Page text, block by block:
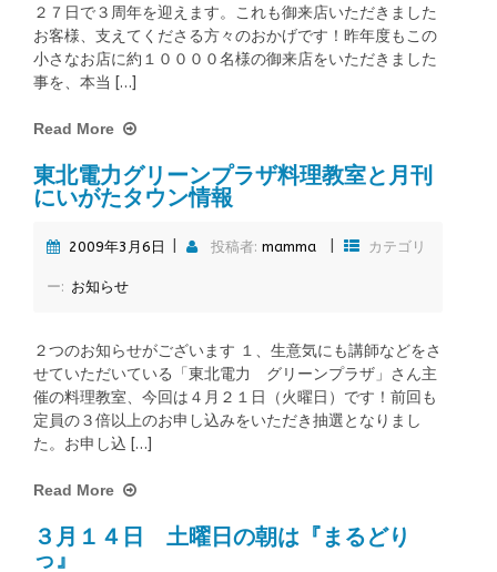
２７日で３周年を迎えます。これも御来店いただきました
お客様、支えてくださる方々のおかげです！昨年度もこの
小さなお店に約１００００名様の御来店をいただきました
事を、本当 […]
Read More
東北電力グリーンプラザ料理教室と月刊
にいがたタウン情報
2009年3月6日 投稿者: mamma カテゴリ
ー: お知らせ
２つのお知らせがございます １、生意気にも講師などをさ
せていただいている「東北電力 グリーンプラザ」さん主
催の料理教室、今回は４月２１日（火曜日）です！前回も
定員の３倍以上のお申し込みをいただき抽選となりまし
た。お申し込 […]
Read More
３月１４日 土曜日の朝は『まるどり
っ』